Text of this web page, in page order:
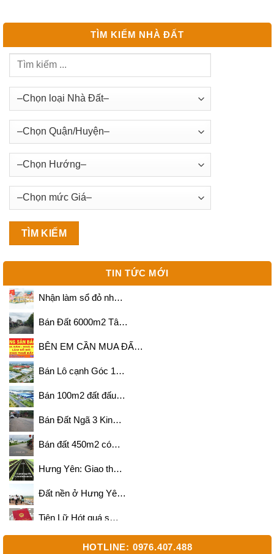
TÌM KIẾM NHÀ ĐẤT
TIN TỨC MỚI
Nhận làm sổ đỏ nh…
Bán Đất 6000m2 Tâ…
BÊN EM CẦN MUA ĐẤ…
Bán Lô cạnh Góc 1…
Bán 100m2 đất đấu…
Bán Đất Ngã 3 Kin…
Bán đất 450m2 có…
Hưng Yên: Giao th…
Đất nền ở Hưng Yê…
Tiên Lữ Hót quá s…
Bán 500m2 và 700m…
HOTLINE: 0976.407.488